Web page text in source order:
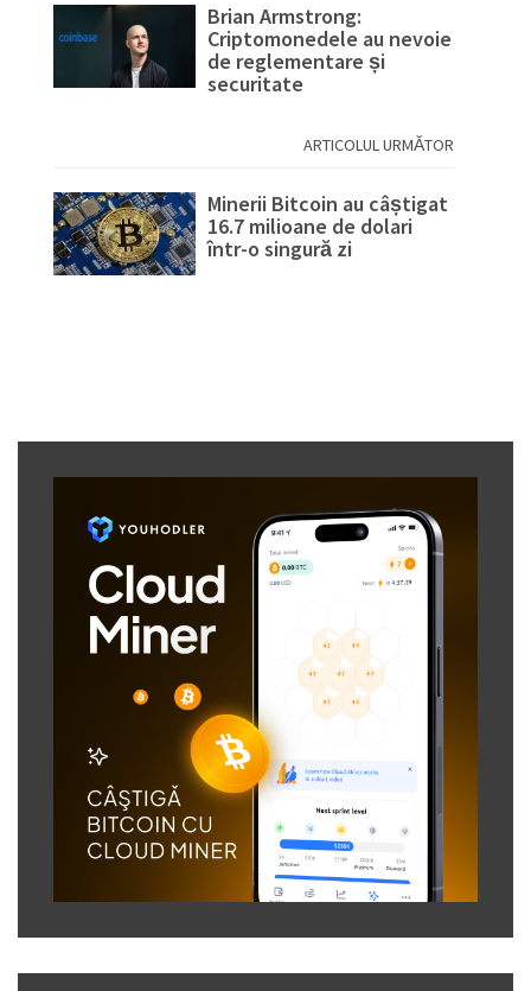
Brian Armstrong:
Criptomonedele au nevoie
de reglementare și
securitate
ARTICOLUL URMĂTOR
Minerii Bitcoin au câștigat
16.7 milioane de dolari
într-o singură zi